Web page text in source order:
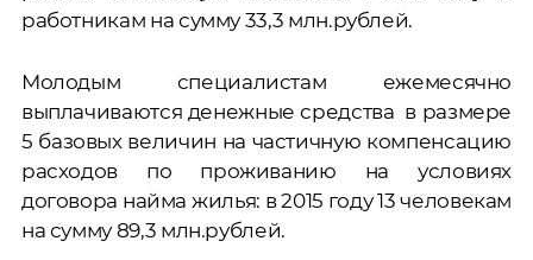
работникам на сумму 33,3 млн.рублей.
Молодым специалистам ежемесячно
выплачиваются денежные средства в размере
5 базовых величин на частичную компенсацию
расходов по проживанию на условиях
договора найма жилья: в 2015 году 13 человекам
на сумму 89,3 млн.рублей.